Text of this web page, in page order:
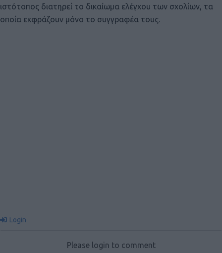
ιστότοπος διατηρεί το δικαίωμα ελέγχου των σχολίων, τα
οποία εκφράζουν μόνο το συγγραφέα τους.
Login
Please login to comment